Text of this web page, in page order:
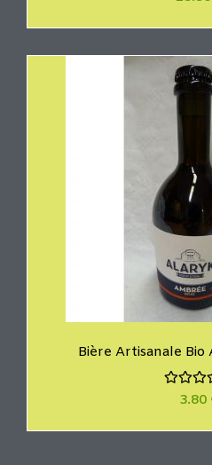
e
s
Bière Artisanale Bio
e
3.80